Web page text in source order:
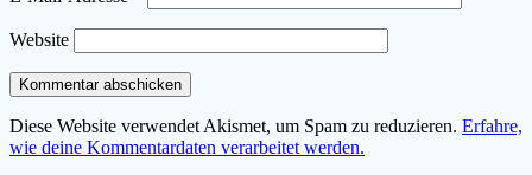
Website
Diese Website verwendet Akismet, um Spam zu reduzieren. Erfahre,
wie deine Kommentardaten verarbeitet werden.